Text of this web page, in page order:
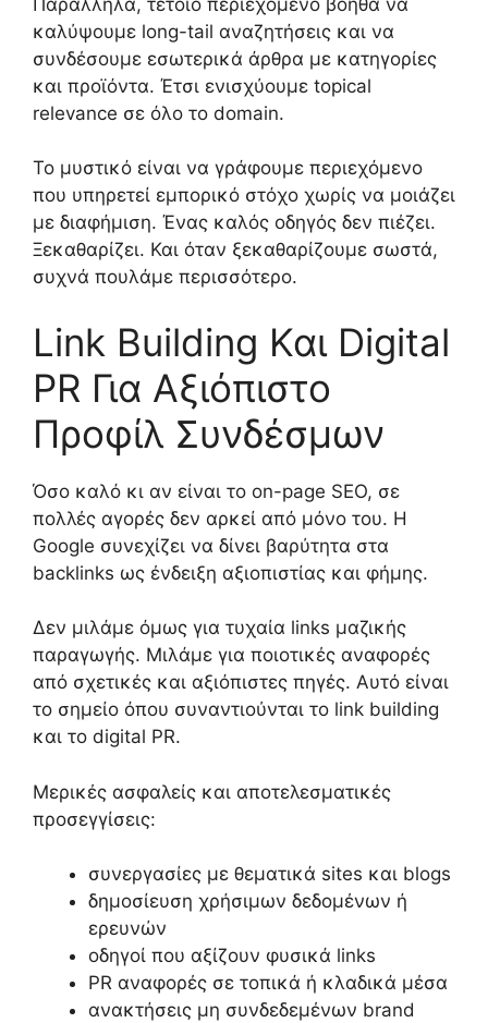
καλύψουμε long-tail αναζητήσεις και να
συνδέσουμε εσωτερικά άρθρα με κατηγορίες
και προϊόντα. Έτσι ενισχύουμε topical
relevance σε όλο το domain.
Το μυστικό είναι να γράφουμε περιεχόμενο
που υπηρετεί εμπορικό στόχο χωρίς να μοιάζει
με διαφήμιση. Ένας καλός οδηγός δεν πιέζει.
Ξεκαθαρίζει. Και όταν ξεκαθαρίζουμε σωστά,
συχνά πουλάμε περισσότερο.
Link Building Και Digital
PR Για Αξιόπιστο
Προφίλ Συνδέσμων
Όσο καλό κι αν είναι το on-page SEO, σε
πολλές αγορές δεν αρκεί από μόνο του. Η
Google συνεχίζει να δίνει βαρύτητα στα
backlinks ως ένδειξη αξιοπιστίας και φήμης.
Δεν μιλάμε όμως για τυχαία links μαζικής
παραγωγής. Μιλάμε για ποιοτικές αναφορές
από σχετικές και αξιόπιστες πηγές. Αυτό είναι
το σημείο όπου συναντιούνται το link building
και το digital PR.
Μερικές ασφαλείς και αποτελεσματικές
προσεγγίσεις:
συνεργασίες με θεματικά sites και blogs
δημοσίευση χρήσιμων δεδομένων ή
ερευνών
οδηγοί που αξίζουν φυσικά links
PR αναφορές σε τοπικά ή κλαδικά μέσα
ανακτήσεις μη συνδεδεμένων brand